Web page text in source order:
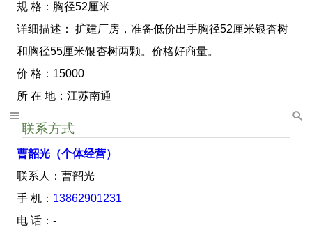
规 格：胸径52厘米
详细描述： 扩建厂房，准备低价出手胸径52厘米银杏树
和胸径55厘米银杏树两颗。价格好商量。
价 格：15000
所 在 地：江苏南通
联系方式
曹韶光（个体经营）
联系人：曹韶光
手 机： 13862901231
电 话：-